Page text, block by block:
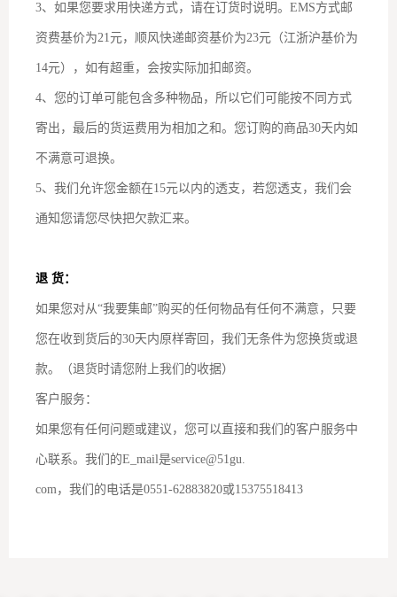
3、如果您要求用快递方式，请在订货时说明。EMS方式邮
资费基价为21元，顺风快递邮资基价为23元（江浙沪基价为
14元），如有超重，会按实际加扣邮资。
4、您的订单可能包含多种物品，所以它们可能按不同方式
寄出，最后的货运费用为相加之和。您订购的商品30天内如
不满意可退换。
5、我们允许您金额在15元以内的透支，若您透支，我们会
通知您请您尽快把欠款汇来。
退 货：
如果您对从“我要集邮”购买的任何物品有任何不满意，只要
您在收到货后的30天内原样寄回，我们无条件为您换货或退
款。（退货时请您附上我们的收据）
客户服务：
如果您有任何问题或建议，您可以直接和我们的客户服务中
心联系。我们的E_mail是service@51gu.
com，我们的电话是0551-62883820或15375518413